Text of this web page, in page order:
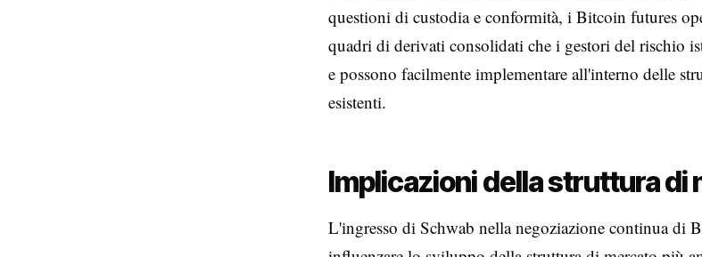
questioni di custodia e conformità, i Bitcoin futures
quadri di derivati consolidati che i gestori del rischio
e possono facilmente implementare all'interno delle
esistenti.
Implicazioni della struttura di
L'ingresso di Schwab nella negoziazione continua di